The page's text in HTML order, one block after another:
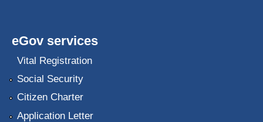
eGov services
Vital Registration
Social Security
Citizen Charter
Application Letter